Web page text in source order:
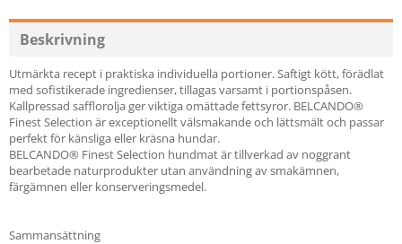
Beskrivning
Utmärkta recept i praktiska individuella portioner. Saftigt kött, förädlat
med sofistikerade ingredienser, tillagas varsamt i portionspåsen.
Kallpressad safflorolja ger viktiga omättade fettsyror. BELCANDO®
Finest Selection är exceptionellt välsmakande och lättsmält och passar
perfekt för känsliga eller kräsna hundar.
BELCANDO® Finest Selection hundmat är tillverkad av noggrant
bearbetade naturprodukter utan användning av smakämnen,
färgämnen eller konserveringsmedel.
Sammansättning